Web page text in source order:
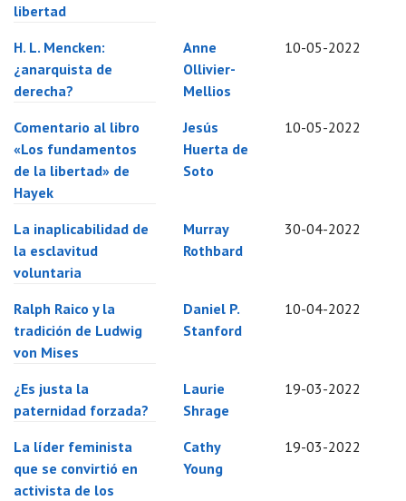
libertad
H. L. Mencken:
¿anarquista de
derecha?
Anne
Ollivier-
Mellios
10-05-2022
Comentario al libro
«Los fundamentos
de la libertad» de
Hayek
Jesús
Huerta de
Soto
10-05-2022
La inaplicabilidad de
la esclavitud
voluntaria
Murray
Rothbard
30-04-2022
Ralph Raico y la
tradición de Ludwig
von Mises
Daniel P.
Stanford
10-04-2022
¿Es justa la
paternidad forzada?
Laurie
Shrage
19-03-2022
La líder feminista
que se convirtió en
activista de los
Cathy
Young
19-03-2022